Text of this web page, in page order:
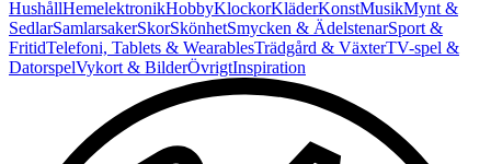
HushållHemelektronikHobbyKlockorKläderKonstMusikMynt &
SedlarSamlarsakerSkorSkönhetSmycken & ÄdelstenarSport &
FritidTelefoni, Tablets & WearablesTrädgård & VäxterTV-spel &
DatorspelVykort & BilderÖvrigtInspiration